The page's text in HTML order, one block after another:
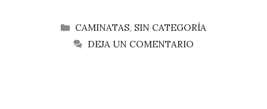
CATEGORÍAS
CAMINATAS, SIN CATEGORÍA
DEJA UN COMENTARIO